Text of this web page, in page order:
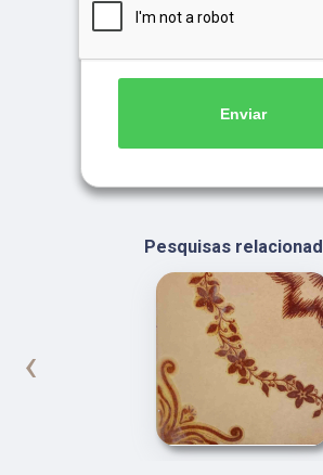
Enviar
Pesquisas
‹